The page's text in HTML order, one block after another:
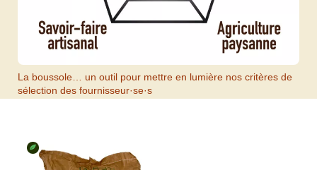
La boussole… un outil pour mettre en lumière nos critères de
sélection des fournisseur·se·s